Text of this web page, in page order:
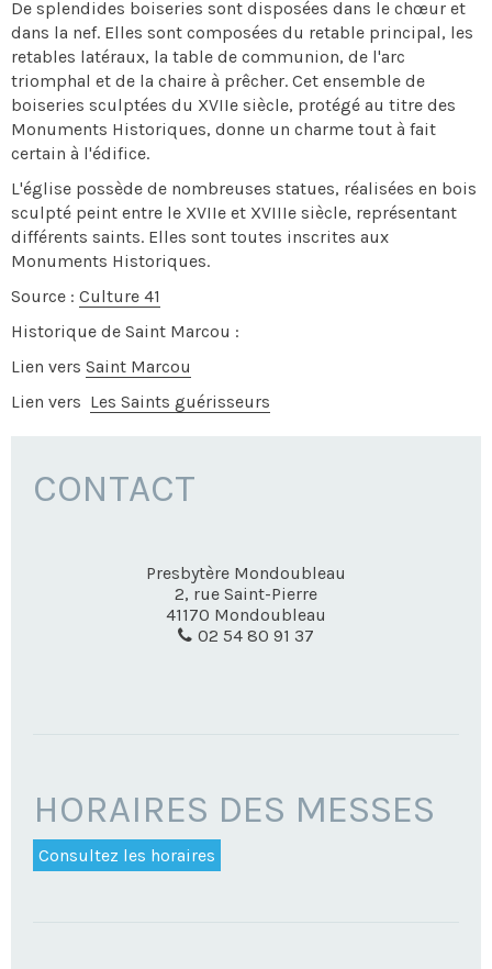
De splendides boiseries sont disposées dans le chœur et
dans la nef. Elles sont composées du retable principal, les
retables latéraux, la table de communion, de l'arc
triomphal et de la chaire à prêcher. Cet ensemble de
boiseries sculptées du XVIIe siècle, protégé au titre des
Monuments Historiques, donne un charme tout à fait
certain à l'édifice.
L'église possède de nombreuses statues, réalisées en bois
sculpté peint entre le XVIIe et XVIIIe siècle, représentant
différents saints. Elles sont toutes inscrites aux
Monuments Historiques.
Source : Culture 41
Historique de Saint Marcou :
Lien vers Saint Marcou
Lien vers Les Saints guérisseurs
CONTACT
Presbytère Mondoubleau
2, rue Saint-Pierre
41170 Mondoubleau
02 54 80 91 37
HORAIRES DES MESSES
Consultez les horaires